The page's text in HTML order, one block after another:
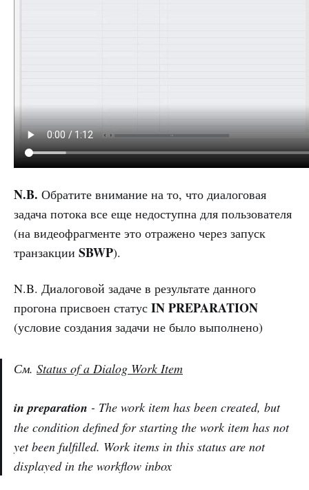
N.B. Обратите внимание на то, что диалоговая
задача потока все еще недоступна для пользователя
(на видеофрагменте это отражено через запуск
транзакции SBWP).
N.B. Диалоговой задаче в результате данного
прогона присвоен статус IN PREPARATION
(условие создания задачи не было выполнено)
См. Status of a Dialog Work Item
in preparation - The work item has been created, but
the condition defined for starting the work item has not
yet been fulfilled. Work items in this status are not
displayed in the workflow inbox